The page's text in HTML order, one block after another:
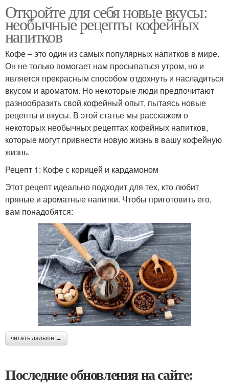
Откройте для себя новые вкусы:
необычные рецепты кофейных
напитков
Кофе – это один из самых популярных напитков в мире.
Он не только помогает нам просыпаться утром, но и
является прекрасным способом отдохнуть и насладиться
вкусом и ароматом. Но некоторые люди предпочитают
разнообразить свой кофейный опыт, пытаясь новые
рецепты и вкусы. В этой статье мы расскажем о
некоторых необычных рецептах кофейных напитков,
которые могут привнести новую жизнь в вашу кофейную
жизнь.
Рецепт 1: Кофе с корицей и кардамоном
Этот рецепт идеально подходит для тех, кто любит
пряные и ароматные напитки. Чтобы приготовить его,
вам понадобятся:
читать дальше →
Последние обновления на сайте: